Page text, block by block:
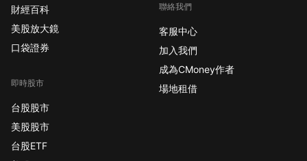
財經百科
美股放大鏡
口袋證券
即時股市
台股股市
美股股市
台股ETF
聯絡我們
客服中心
加入我們
成為CMoney作者
場地租借